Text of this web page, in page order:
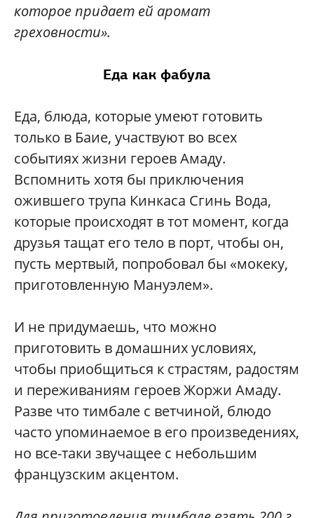
которое придает ей аромат
греховности».
Еда как фабула
Еда, блюда, которые умеют готовить
только в Баие, участвуют во всех
событиях жизни героев Амаду.
Вспомнить хотя бы приключения
ожившего трупа Кинкаса Сгинь Вода,
которые происходят в тот момент, когда
друзья тащат его тело в порт, чтобы он,
пусть мертвый, попробовал бы «мокеку,
приготовленную Мануэлем».
И не придумаешь, что можно
приготовить в домашних условиях,
чтобы приобщиться к страстям, радостям
и переживаниям героев Жоржи Амаду.
Разве что тимбале с ветчиной, блюдо
часто упоминаемое в его произведениях,
но все-таки звучащее с небольшим
французским акцентом.